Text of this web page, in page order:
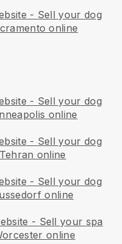
- Sell your dog
online
- Sell your dog
online
- Sell your dog
online
- Sell your dog
online
- Sell your spa
online